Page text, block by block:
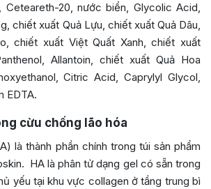
Ceteareth-20, nước biển, Glycolic Acid,
chiết xuất Quả Lựu, chiết xuất Quả Dâu,
chiết xuất Việt Quất Xanh, chiết xuất
Allantoin, chiết xuất Quả Hoa
Citric Acid, Caprylyl Glycol,
EDTA.
cừu chống lão hóa
là thành phần chính trong túi sản phẩm
HA là phân tử dạng gel có sẵn trong
yếu tại khu vực collagen ở tầng trung bì